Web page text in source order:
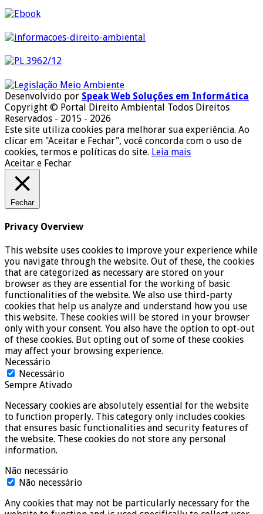
Desenvolvido por Speak Web Soluções em Informática
Copyright © Portal Direito Ambiental Todos Direitos
Reservados - 2015 - 2026
Este site utiliza cookies para melhorar sua experiência. Ao
clicar em "Aceitar e Fechar", você concorda com o uso de
cookies, termos e políticas do site. Leia mais
Aceitar e Fechar
Fechar
Privacy Overview
This website uses cookies to improve your experience while
you navigate through the website. Out of these, the cookies
that are categorized as necessary are stored on your
browser as they are essential for the working of basic
functionalities of the website. We also use third-party
cookies that help us analyze and understand how you use
this website. These cookies will be stored in your browser
only with your consent. You also have the option to opt-out
of these cookies. But opting out of some of these cookies
may affect your browsing experience.
Necessário
Necessário
Sempre Ativado
Necessary cookies are absolutely essential for the website
to function properly. This category only includes cookies
that ensures basic functionalities and security features of
the website. These cookies do not store any personal
information.
Não necessário
Não necessário
Any cookies that may not be particularly necessary for the